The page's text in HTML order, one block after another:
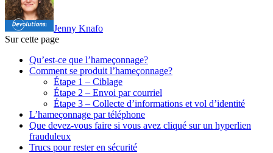
Jenny Knafo
Sur cette page
Qu’est-ce que l’hameçonnage?
Comment se produit l’hameçonnage?
Étape 1 – Ciblage
Étape 2 – Envoi par courriel
Étape 3 – Collecte d’informations et vol d’identité
L’hameçonnage par téléphone
Que devez-vous faire si vous avez cliqué sur un hyperlien
frauduleux
Trucs pour rester en sécurité